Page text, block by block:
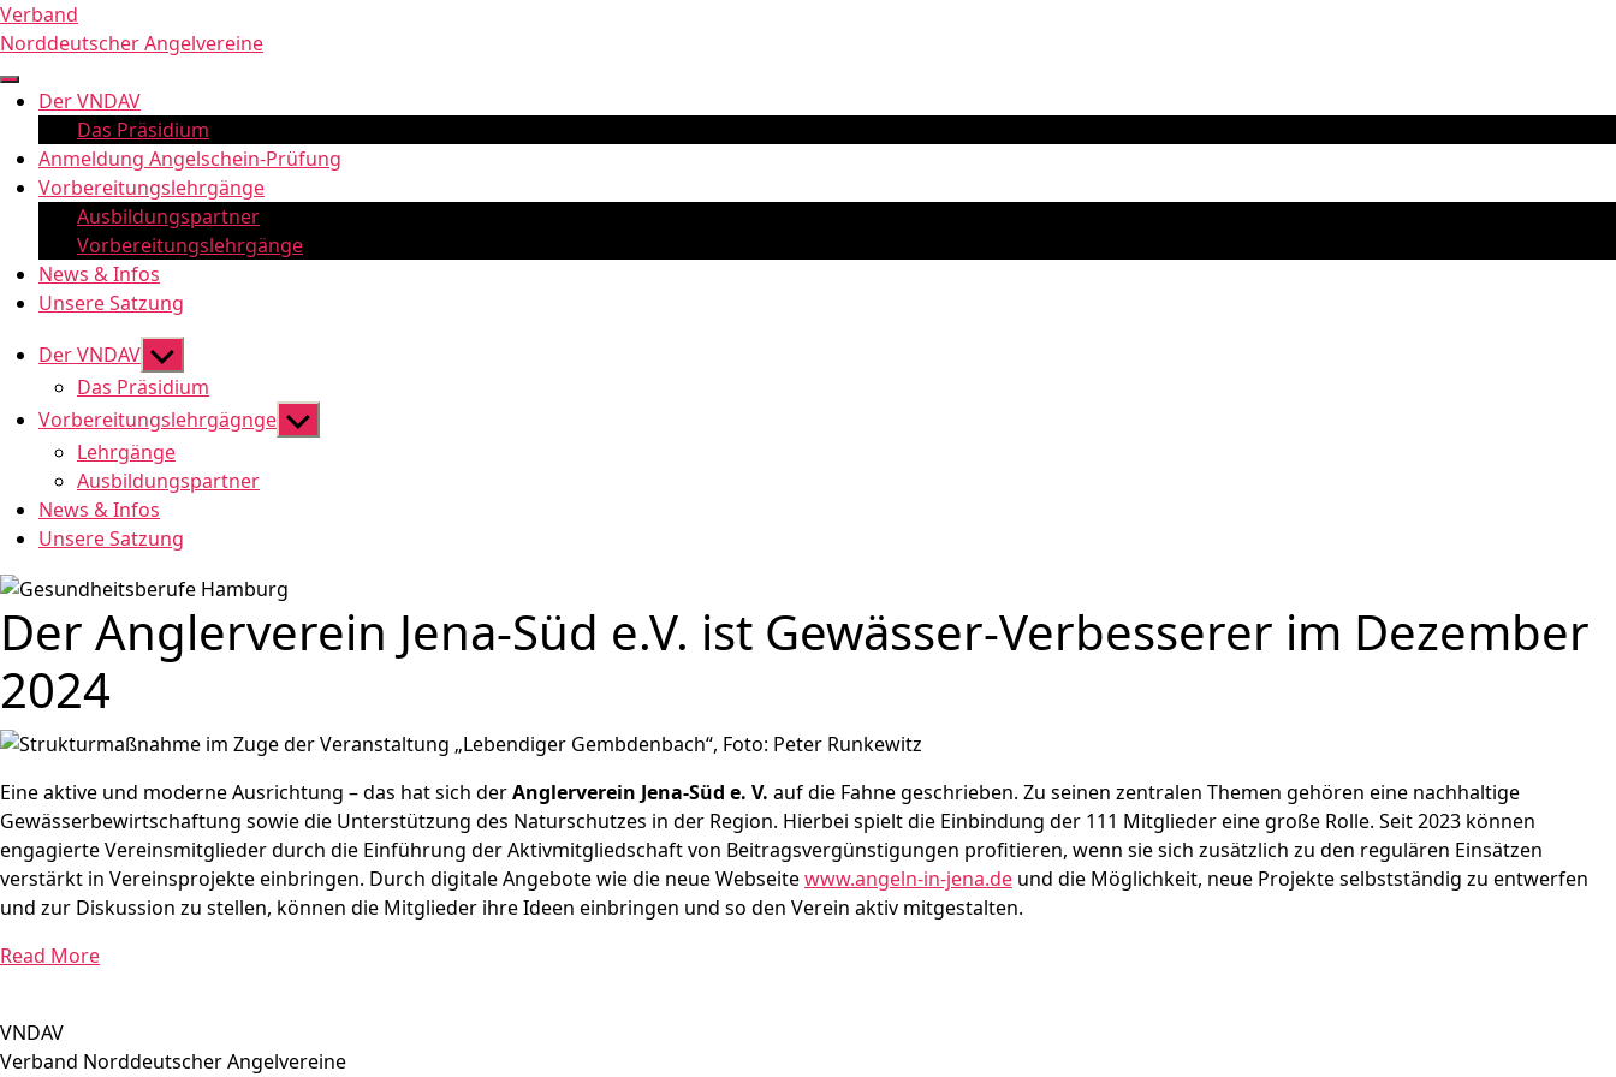
Zum
Inhalt
springen
Verband
Norddeutscher Angelvereine
Der VNDAV
Das Präsidium
Anmeldung Angelschein-Prüfung
Vorbereitungslehrgänge
Ausbildungspartner
Vorbereitungslehrgänge
News & Infos
Unsere Satzung
Der VNDAV Untermenü
anzeigen
Das Präsidium
Vorbereitungslehrgägnge Untermenü
Lehrgänge
Ausbildungspartner
News & Infos
Unsere Satzung
Der Anglerverein Jena-Süd e.V. ist Gewässer-Verbesserer im Dezember
2024
Eine aktive und moderne Ausrichtung – das hat sich derAnglerverein Jena-Süd e. V. auf die Fahne geschrieben. Zu seinen zentralen Themen gehören eine nachhaltige
Gewässerbewirtschaftung sowie die Unterstützung des Naturschutzes in der Region. Hierbei spielt die Einbindung der 111 Mitglieder eine große Rolle. Seit 2023 können
engagierte Vereinsmitglieder durch die Einführung der Aktivmitgliedschaft von Beitragsvergünstigungen profitieren, wenn sie sich zusätzlich zu den regulären Einsätzen
verstärkt in Vereinsprojekte einbringen. Durch digitale Angebote wie die neue Webseitewww.angeln-in-jena.de und die Möglichkeit, neue Projekte selbstständig zu entwerfen
und zur Diskussion zu stellen, können die Mitglieder ihre Ideen einbringen und so den Verein aktiv mitgestalten.
Read More
VNDAV
Verband Norddeutscher Angelvereine